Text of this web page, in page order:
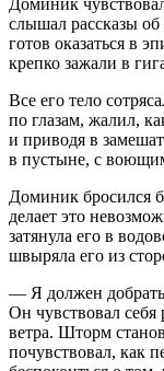
слышал рассказы
готов оказаться в
крепко зажали в
Все его тело
по глазам, жалил,
и приводя в
в пустыне, с
Доминик бросился
делает это
затянула его в
швыряла его из
— Я должен
Он чувствовал
ветра. Шторм
почувствовал, как